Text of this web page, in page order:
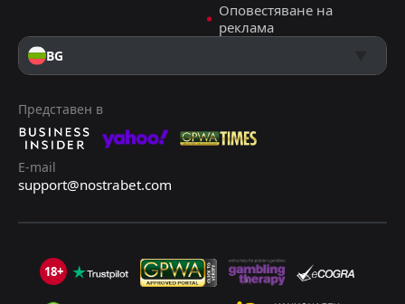
Спортинг Лисабон
Купа на Португалия, 25.05.2025 19:15
Християн Цуцев
+11 Точки
2.12
ДОБАВИ КОМЕНТАР
Жил Висенте Спортинг Лисабон
Оповестяване на
реклама
BG
Представен в
E-mail
support@nostrabet.com
18+